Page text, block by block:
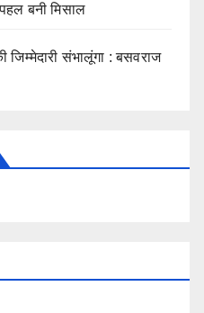
बनी मिसाल
जिम्मेदारी संभालूंगा : बसवराज